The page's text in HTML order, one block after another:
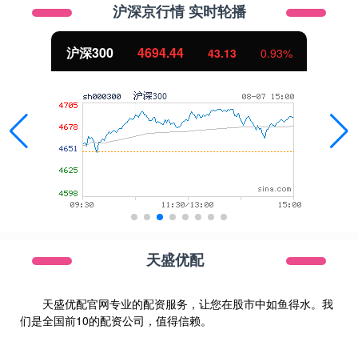
沪深京行情 实时轮播
沪深300 4694.44 43.13 0.93%
天盛优配
天盛优配官网专业的配资服务，让您在股市中如鱼得水。我
们是全国前10的配资公司，值得信赖。